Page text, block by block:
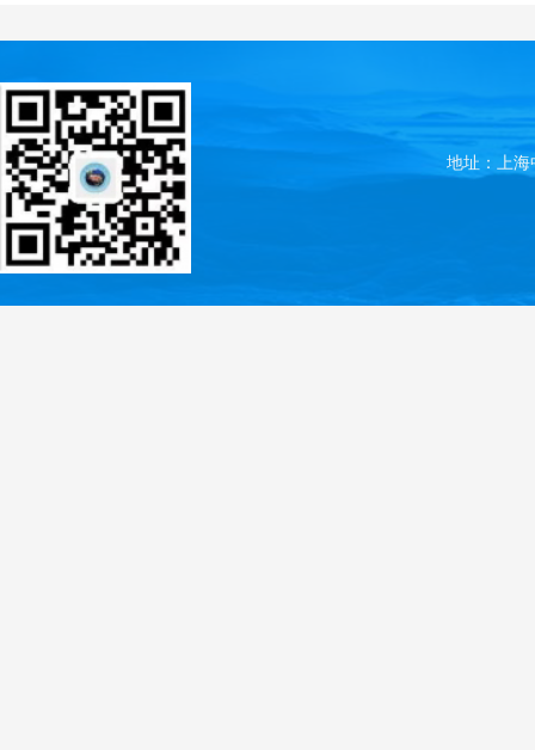
地址：上海